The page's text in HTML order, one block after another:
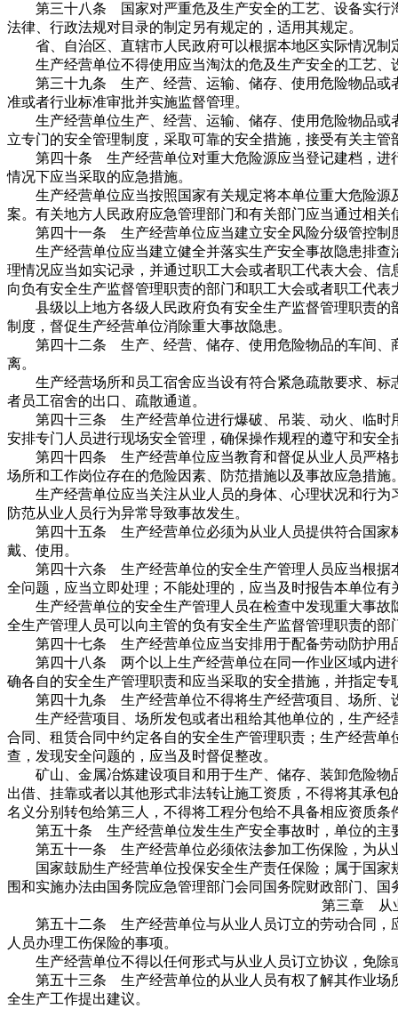
第三十八条 国家对严重危及生产安全的工艺、设备实行
法律、行政法规对目录的制定另有规定的，适用其规定。
省、自治区、直辖市人民政府可以根据本地区实际情况制
生产经营单位不得使用应当淘汰的危及生产安全的工艺、
第三十九条 生产、经营、运输、储存、使用危险物品或
准或者行业标准审批并实施监督管理。
生产经营单位生产、经营、运输、储存、使用危险物品或
立专门的安全管理制度，采取可靠的安全措施，接受有关主管
第四十条 生产经营单位对重大危险源应当登记建档，进
情况下应当采取的应急措施。
生产经营单位应当按照国家有关规定将本单位重大危险源
案。有关地方人民政府应急管理部门和有关部门应当通过相关
第四十一条 生产经营单位应当建立安全风险分级管控制
生产经营单位应当建立健全并落实生产安全事故隐患排查
理情况应当如实记录，并通过职工大会或者职工代表大会、
向负有安全生产监督管理职责的部门和职工大会或者职工代表
县级以上地方各级人民政府负有安全生产监督管理职责的
制度，督促生产经营单位消除重大事故隐患。
第四十二条 生产、经营、储存、使用危险物品的车间、
离。
生产经营场所和员工宿舍应当设有符合紧急疏散要求、标
者员工宿舍的出口、疏散通道。
第四十三条 生产经营单位进行爆破、吊装、动火、临时
安排专门人员进行现场安全管理，确保操作规程的遵守和安全
第四十四条 生产经营单位应当教育和督促从业人员严格
场所和工作岗位存在的危险因素、防范措施以及事故应急措施
生产经营单位应当关注从业人员的身体、心理状况和行为
防范从业人员行为异常导致事故发生。
第四十五条 生产经营单位必须为从业人员提供符合国家
戴、使用。
第四十六条 生产经营单位的安全生产管理人员应当根据
全问题，应当立即处理；不能处理的，应当及时报告本单位
生产经营单位的安全生产管理人员在检查中发现重大事故
全生产管理人员可以向主管的负有安全生产监督管理职责的
第四十七条 生产经营单位应当安排用于配备劳动防护用
第四十八条 两个以上生产经营单位在同一作业区域内进
确各自的安全生产管理职责和应当采取的安全措施，并指定
第四十九条 生产经营单位不得将生产经营项目、场所、
生产经营项目、场所发包或者出租给其他单位的，生产经
合同、租赁合同中约定各自的安全生产管理职责；生产经营
查，发现安全问题的，应当及时督促整改。
矿山、金属冶炼建设项目和用于生产、储存、装卸危险物
出借、挂靠或者以其他形式非法转让施工资质，不得将其承
名义分别转包给第三人，不得将工程分包给不具备相应资质条
第五十条 生产经营单位发生生产安全事故时，单位的主
第五十一条 生产经营单位必须依法参加工伤保险，为从
国家鼓励生产经营单位投保安全生产责任保险；属于国家
围和实施办法由国务院应急管理部门会同国务院财政部门、
第三章 从
第五十二条 生产经营单位与从业人员订立的劳动合同，
人员办理工伤保险的事项。
生产经营单位不得以任何形式与从业人员订立协议，免除
第五十三条 生产经营单位的从业人员有权了解其作业场
全生产工作提出建议。